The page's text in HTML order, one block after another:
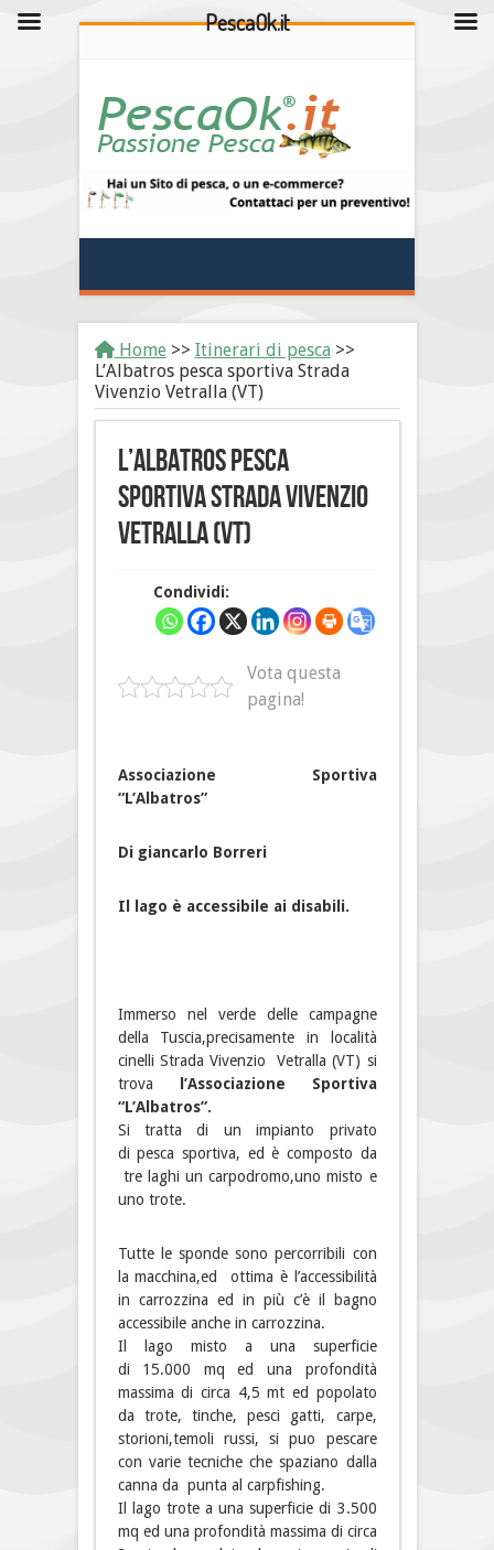
Home >> Itinerari di pesca>>
L’Albatros pesca sportiva Strada
Vivenzio Vetralla (VT)
L’Albatros pesca
sportiva Strada Vivenzio
Vetralla (VT)
Condividi:
Vota questa
pagina!
Associazione Sportiva
“L’Albatros”
Di giancarlo Borreri
Il lago è accessibile ai disabili.
Immerso nel verde delle campagne
della Tuscia,precisamente in località
cinelli Strada Vivenzio Vetralla (VT) si
trova
l’Associazione Sportiva
“L’Albatros”.
Si tratta di un impianto privato
di pesca sportiva, ed è composto da
tre laghi un carpodromo,uno misto e
uno trote.
Tutte le sponde sono percorribili con
la macchina,ed ottima è l’accessibilità
in carrozzina ed in più c’è il bagno
accessibile anche in carrozzina.
Il lago misto a una superficie
di 15.000 mq ed una profondità
massima di circa 4,5 mt ed popolato
da trote, tinche, pesci gatti, carpe,
storioni,temoli russi, si puo pescare
con varie tecniche che spaziano dalla
canna da punta al carpfishing.
Il lago trote a una superficie di 3.500
mq ed una profondità massima di circa
PescaOk.it